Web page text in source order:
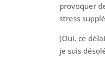
provoquer
stress
(Oui, ce
je suis